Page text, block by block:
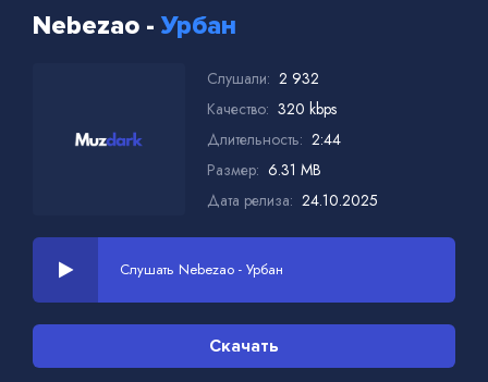
Nebezao - Урбан
Слушали: 2 932
Качество: 320 kbps
Длительность: 2:44
Размер: 6.31 MB
Дата релиза: 24.10.2025
Слушать Nebezao - Урбан
Скачать